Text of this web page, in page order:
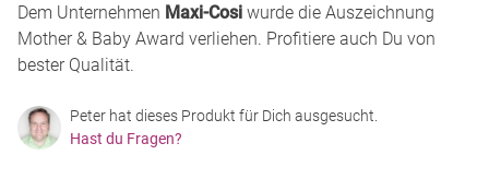
Dem Unternehmen Maxi-Cosi wurde die Auszeichnung
Mother & Baby Award verliehen. Profitiere auch Du von
bester Qualität.
Peter hat dieses Produkt für Dich ausgesucht.
Hast du Fragen?